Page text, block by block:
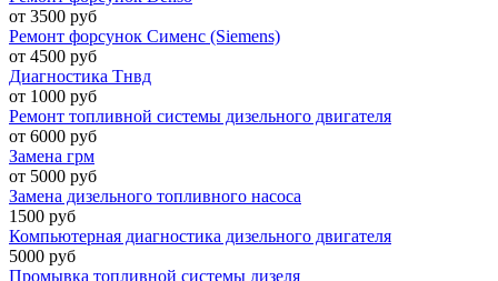
от 3500 руб
Ремонт форсунок Сименс (Siemens)
от 4500 руб
Диагностика Тнвд
от 1000 руб
Ремонт топливной системы дизельного двигателя
от 6000 руб
Замена грм
от 5000 руб
Замена дизельного топливного насоса
1500 руб
Компьютерная диагностика дизельного двигателя
5000 руб
Промывка топливной системы дизеля